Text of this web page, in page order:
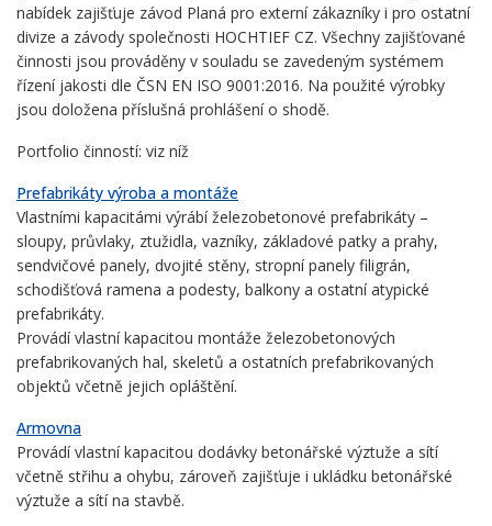
nabídek zajišťuje závod Planá pro externí zákazníky i pro ostatní
divize a závody společnosti HOCHTIEF CZ. Všechny zajišťované
činnosti jsou prováděny v souladu se zavedeným systémem
řízení jakosti dle ČSN EN ISO 9001:2016. Na použité výrobky
jsou doložena příslušná prohlášení o shodě.
Portfolio činností: viz níž
Prefabrikáty výroba a montáže
Vlastními kapacitámi výrábí železobetonové prefabrikáty –
sloupy, průvlaky, ztužidla, vazníky, základové patky a prahy,
sendvičové panely, dvojité stěny, stropní panely filigrán,
schodišťová ramena a podesty, balkony a ostatní atypické
prefabrikáty.
Provádí vlastní kapacitou montáže železobetonových
prefabrikovaných hal, skeletů a ostatních prefabrikovaných
objektů včetně jejich opláštění.
Armovna
Provádí vlastní kapacitou dodávky betonářské výztuže a sítí
včetně střihu a ohybu, zároveň zajišťuje i ukládku betonářské
výztuže a sítí na stavbě.